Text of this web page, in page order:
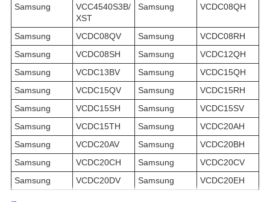
Samsung
VCC4540S3B/
XST
Samsung VCDC08QH
Samsung VCDC08QV Samsung
VCDC08RH
Samsung
VCDC08SH Samsung
VCDC12QH
Samsung
VCDC13BV Samsung
VCDC15QH
Samsung
VCDC15QV Samsung
VCDC15RH
Samsung
VCDC15SH Samsung
VCDC15SV
Samsung
VCDC15TH Samsung
VCDC20AH
Samsung
VCDC20AV Samsung
VCDC20BH
Samsung
VCDC20CH Samsung
VCDC20CV
Samsung
VCDC20DV Samsung VCDC20EH